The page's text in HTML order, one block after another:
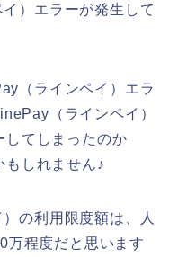
）エラーが発生して
（ラインペイ）エラ
（ラインペイ）
してしまったのか
もしれません♪
の利用限度額は、人
万程度だと思います